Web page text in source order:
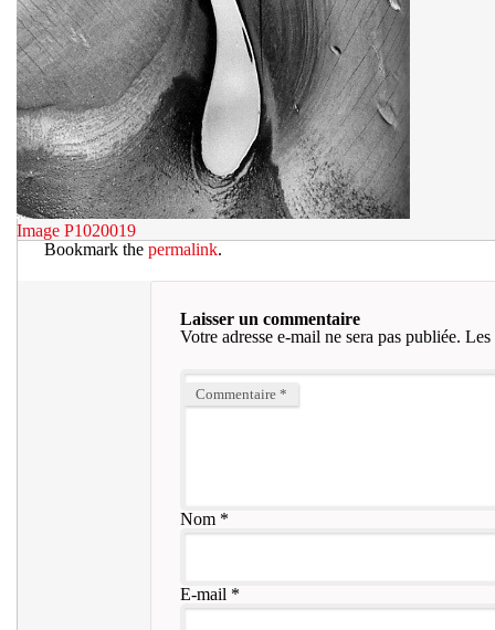
Image P1020019
Bookmark the permalink.
Laisser un commentaire
Votre adresse e-mail ne sera pas publiée. Les
Commentaire *
Nom*
E-mail *